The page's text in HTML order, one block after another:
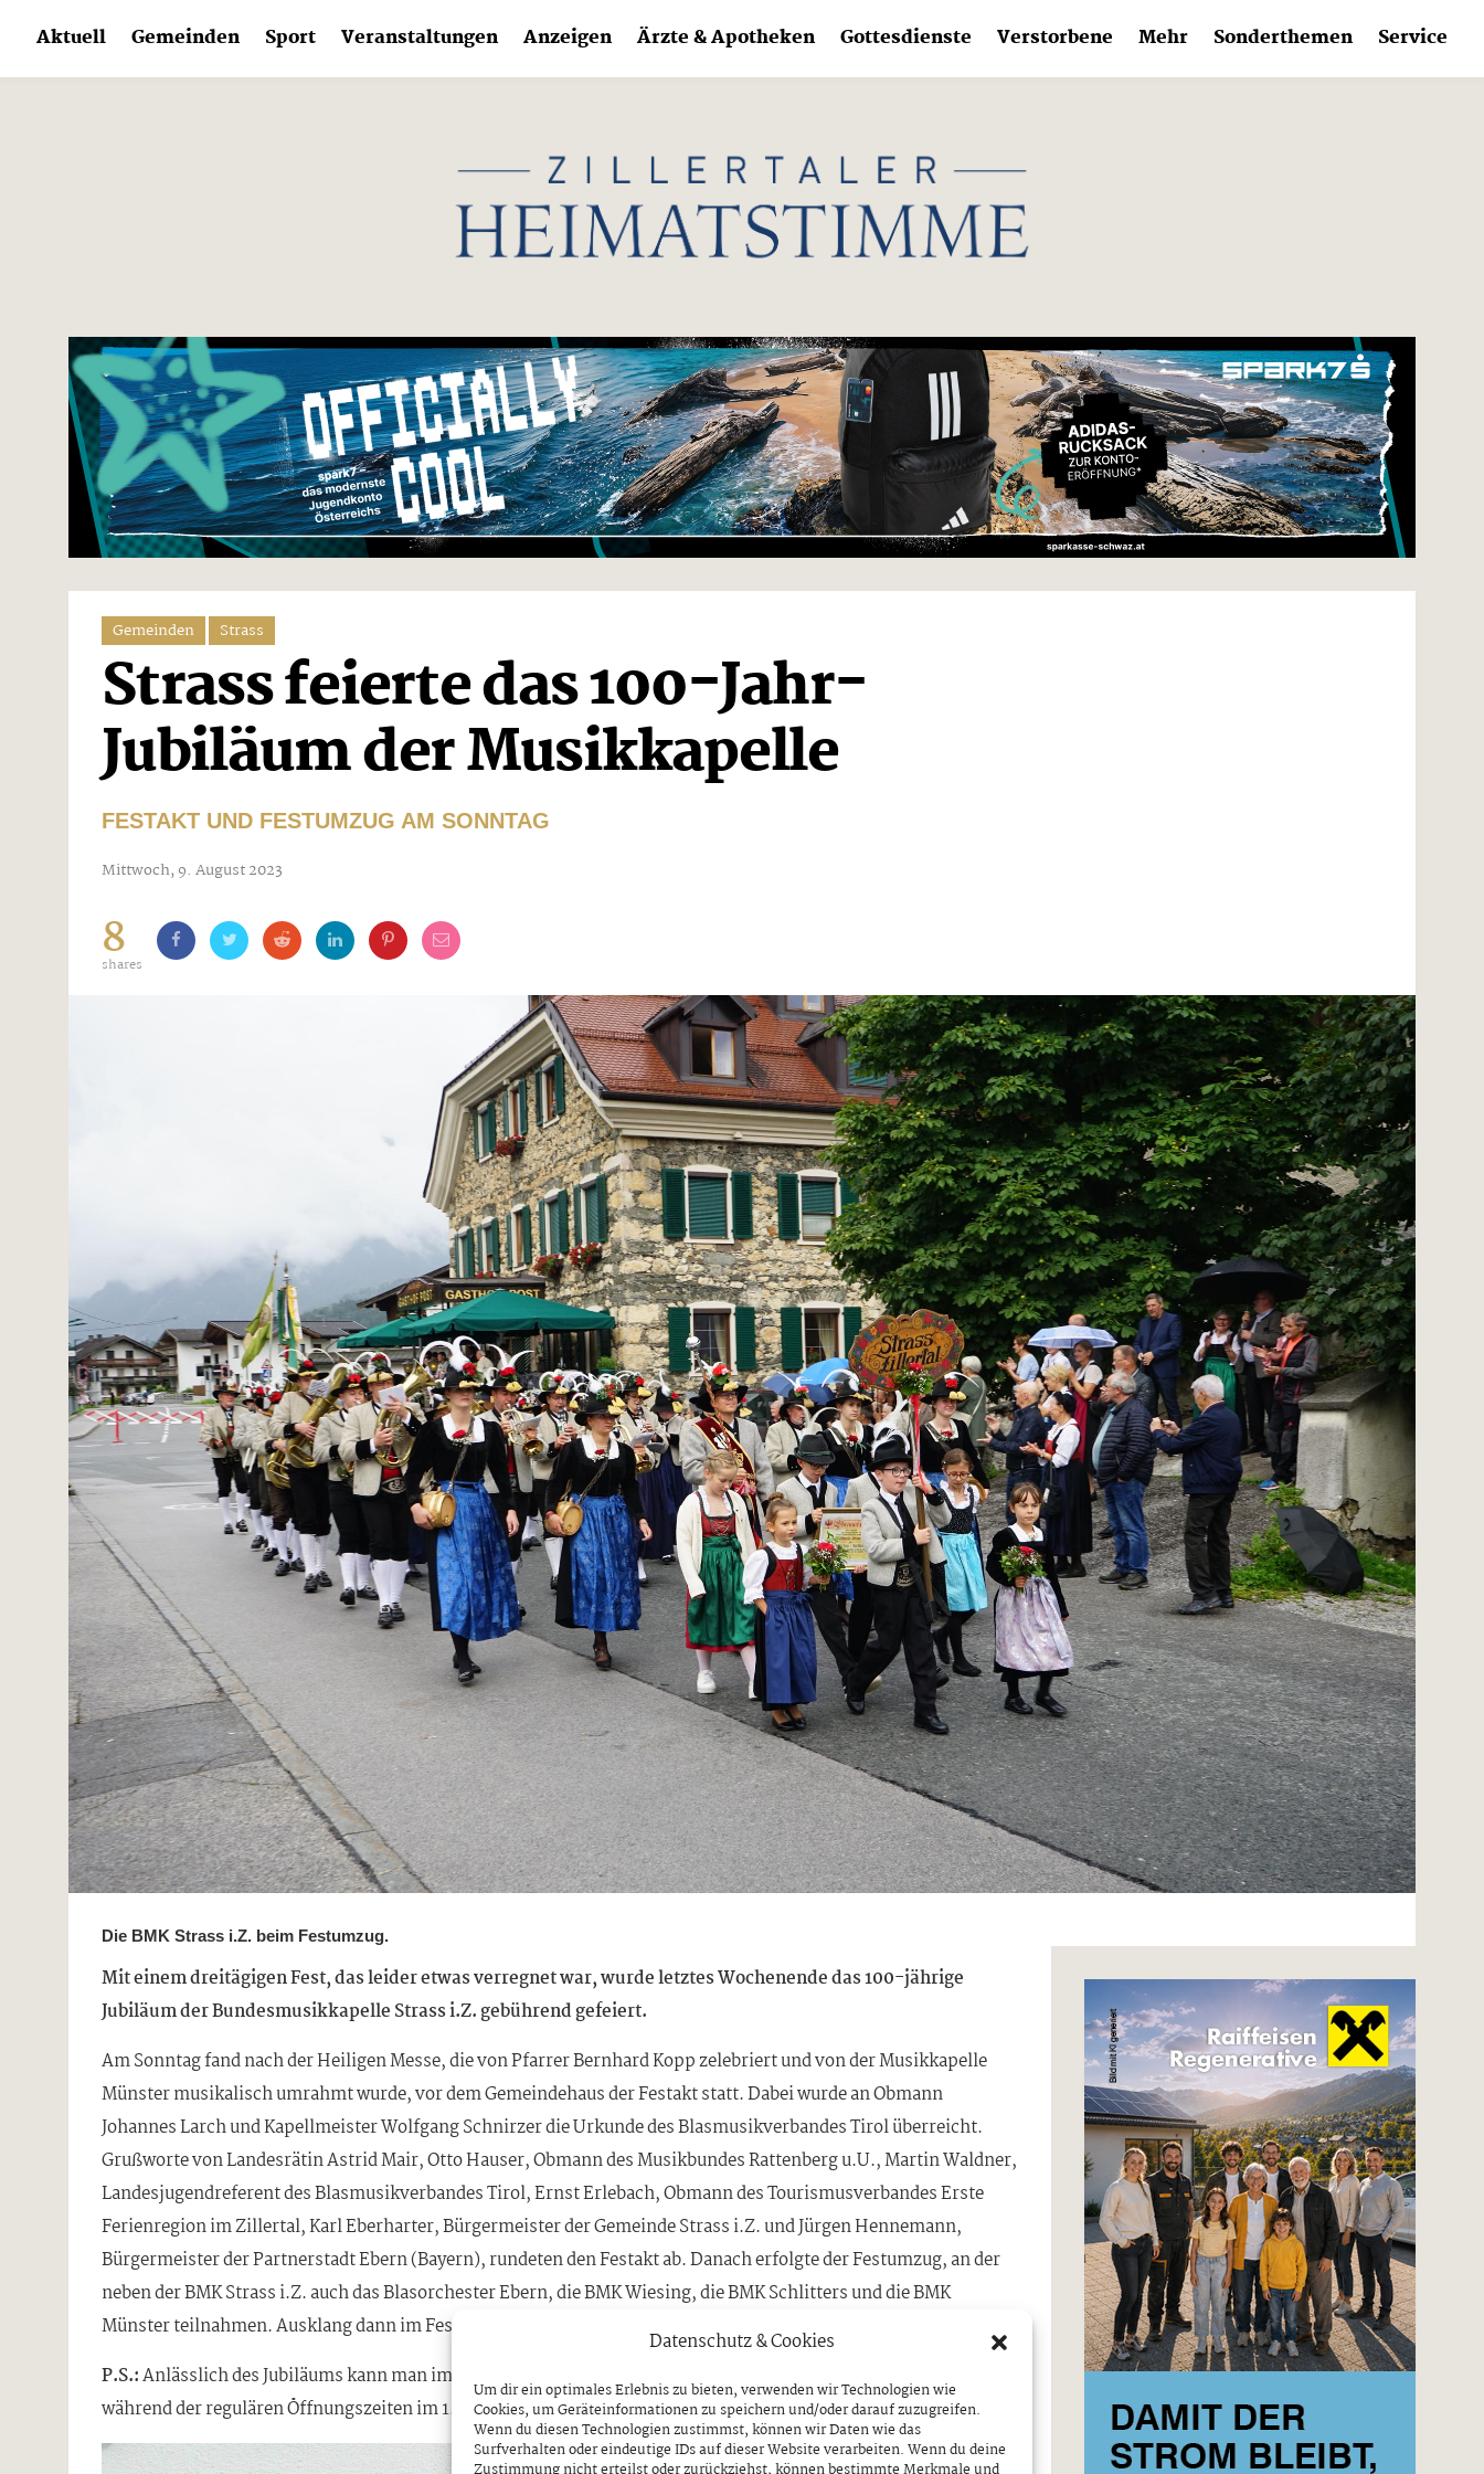
Datenschutz & Cookies
Um dir ein optimales Erlebnis zu bieten, verwenden wir Technologien wie
Cookies, um Geräteinformationen zu speichern und/oder darauf zuzugreifen.
Wenn du diesen Technologien zustimmst, können wir Daten wie das
Surfverhalten oder eindeutige IDs auf dieser Website verarbeiten. Wenn du deine
content
Aktuell Gemeinden Sport Veranstaltungen Anzeigen Ärzte & Apotheken Gottesdienste Verstorbene Mehr Sonderthemen Service
Gemeinden Strass
Strass feierte das 100-Jahr-
Jubiläum der Musikkapelle
FESTAKT UND FESTUMZUG AM SONNTAG
Mittwoch, 9. August 2023
8
shares
Die BMK Strass i.Z. beim Festumzug.
Mit einem dreitägigen Fest, das leider etwas verregnet war, wurde letztes Wochenende das 100-jährige
Jubiläum der Bundesmusikkapelle Strass i.Z. gebührend gefeiert.
Am Sonntag fand nach der Heiligen Messe, die von Pfarrer Bernhard Kopp zelebriert und von der Musikkapelle
Münster musikalisch umrahmt wurde, vor dem Gemeindehaus der Festakt statt. Dabei wurde an Obmann
Johannes Larch und Kapellmeister Wolfgang Schnirzer die Urkunde des Blasmusikverbandes Tirol überreicht.
Grußworte von Landesrätin Astrid Mair, Otto Hauser, Obmann des Musikbundes Rattenberg u.U., Martin Waldner,
Landesjugendreferent des Blasmusikverbandes Tirol, Ernst Erlebach, Obmann des Tourismusverbandes Erste
Ferienregion im Zillertal, Karl Eberharter, Bürgermeister der Gemeinde Strass i.Z. und Jürgen Hennemann,
Bürgermeister der Partnerstadt Ebern (Bayern), rundeten den Festakt ab. Danach erfolgte der Festumzug, an der
neben der BMK Strass i.Z. auch das Blasorchester Ebern, die BMK Wiesing, die BMK Schlitters und die BMK
Münster teilnahmen. Ausklang dann im Festzelt bei Speis und Frank – und natürlich mit Musik!
P.S.:Anlässlich des Jubiläums kann man im Gemeindesaal die
während der regulären Öffnungszeiten im 1. Stock des Gemeindeamtes (Mo-Fr, 8.00 – 12.30 Uhr) besichtigen. ah